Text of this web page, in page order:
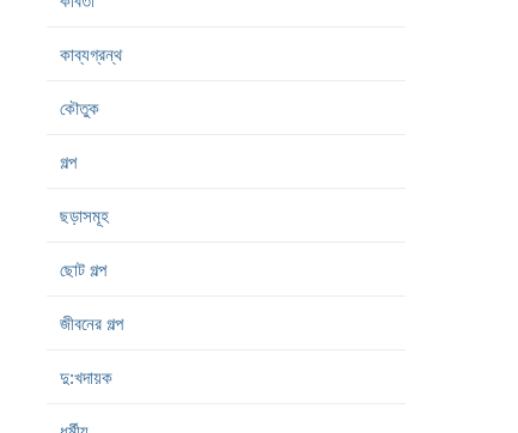
কাব্যগ্রন্থ
কৌতুক
গল্প
ছড়াসমূহ
ছোট গল্প
জীবনের গল্প
দু:খদায়ক